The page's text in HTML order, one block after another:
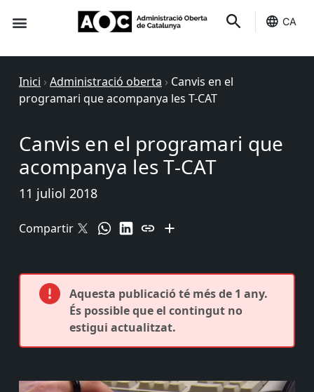
CA
Inici › Administració oberta › Canvis en el
programari que acompanya les T-CAT
Canvis en el programari que
acompanya les T-CAT
11 juliol 2018
Compartir
Aquesta publicació té més de 1 any.
És possible que el contingut no
estigui actualitzat.